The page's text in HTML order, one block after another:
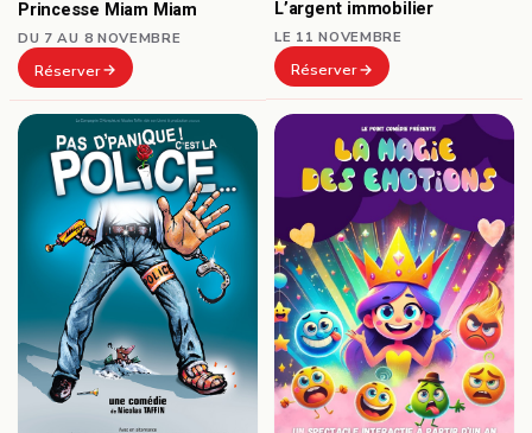
Princesse Miam Miam
DU 7 AU 8 NOVEMBRE
Réserver
L’argent immobilier
LE 11 NOVEMBRE
Réserver